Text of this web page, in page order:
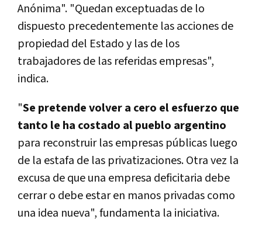
Anónima". "Quedan exceptuadas de lo
dispuesto precedentemente las acciones de
propiedad del Estado y las de los
trabajadores de las referidas empresas",
indica.
"Se pretende volver a cero el esfuerzo que
tanto le ha costado al pueblo argentino
para reconstruir las empresas públicas luego
de la estafa de las privatizaciones. Otra vez la
excusa de que una empresa deficitaria debe
cerrar o debe estar en manos privadas como
una idea nueva", fundamenta la iniciativa.